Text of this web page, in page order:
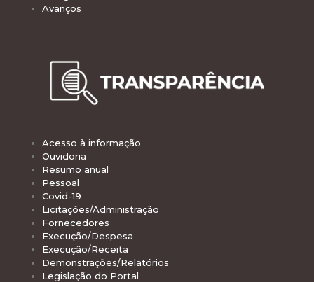
Avanços
Acesso à informação
Ouvidoria
Resumo anual
Pessoal
Covid-19
Licitações/Administração
Fornecedores
Execução/Despesa
Execução/Receita
Demonstrações/Relatórios
Legislação do Portal